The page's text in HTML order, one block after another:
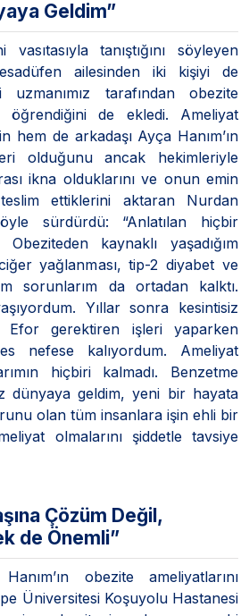
Geldim”
tanıştığını söyleyen
ailesinden iki kişiyi de
tarafından obezite
öğrendiğini de ekledi. Ameliyat
hem de arkadaşı Ayça Hanım’ın
olduğunu ancak hekimleriyle
ikna olduklarını ve onun emin
ettiklerini aktaran Nurdan
sürdürdü: “Anlatılan hiçbir
Obeziteden kaynaklı yaşadığım
yağlanması, tip-2 diyabet ve
sorunlarım da ortadan kalktı.
Yıllar sonra kesintisiz
Efor gerektiren işleri yaparken
nefese kalıyordum. Ameliyat
hiçbiri kalmadı. Benzetme
dünyaya geldim, yeni bir hayata
olan tüm insanlara işin ehli bir
olmalarını şiddetle tavsiye
Çözüm Değil,
de Önemli”
obezite ameliyatlarını
Üniversitesi Koşuyolu Hastanesi